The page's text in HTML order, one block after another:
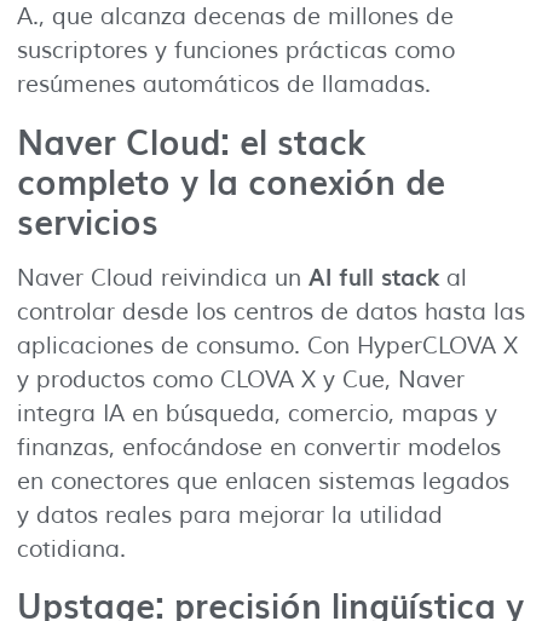
A., que alcanza decenas de millones de
suscriptores y funciones prácticas como
resúmenes automáticos de llamadas.
Naver Cloud: el stack
completo y la conexión de
servicios
Naver Cloud reivindica un AI full stackal
controlar desde los centros de datos hasta las
aplicaciones de consumo. Con HyperCLOVA X
y productos como CLOVA X y Cue, Naver
integra IA en búsqueda, comercio, mapas y
finanzas, enfocándose en convertir modelos
en conectores que enlacen sistemas legados
y datos reales para mejorar la utilidad
cotidiana.
Upstage: precisión lingüística y